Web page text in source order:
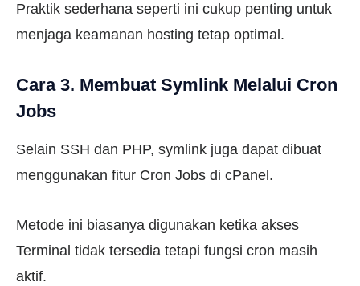
Praktik sederhana seperti ini cukup penting untuk
menjaga keamanan hosting tetap optimal.
Cara 3. Membuat Symlink Melalui Cron
Jobs
Selain SSH dan PHP, symlink juga dapat dibuat
menggunakan fitur Cron Jobs di cPanel.
Metode ini biasanya digunakan ketika akses
Terminal tidak tersedia tetapi fungsi cron masih
aktif.